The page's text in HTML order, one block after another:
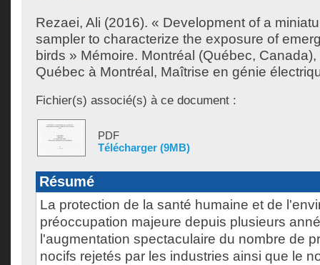
Rezaei, Ali (2016). « Development of a
sampler to characterize the exposure of
birds » Mémoire. Montréal (Québec,
Québec à Montréal, Maîtrise en génie
Fichier(s) associé(s) à ce document :
PDF
Télécharger (9MB)
Résumé
La protection de la santé humaine et de
préoccupation majeure depuis plusieurs
l'augmentation spectaculaire du nombre de
nocifs rejetés par les industries ainsi que le